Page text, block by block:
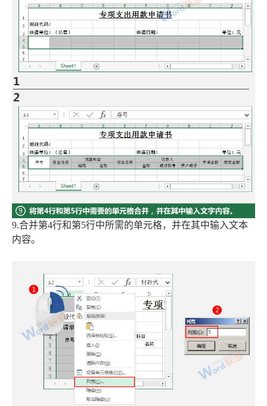
9.合并第4行和第5行中所需的单元格，并在其中输入文本
内容。